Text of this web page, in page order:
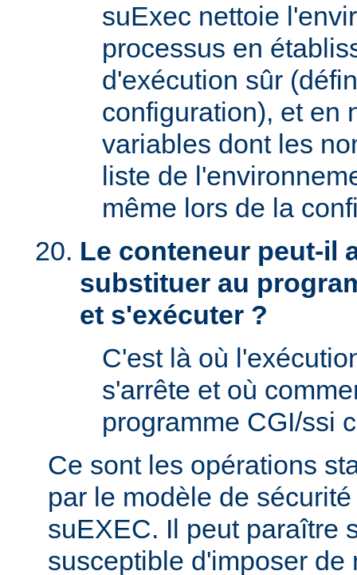
suExec nettoie
processus en
d'exécution sûr
configuration), et en
variables dont les
liste de
même lors de la
Le conteneur peut-il
substituer au
et s'exécuter ?
C'est là où
s'arrête et où
programme CGI/ssi
Ce sont les opérations
par le modèle de
suEXEC. Il peut paraître
susceptible d'imposer